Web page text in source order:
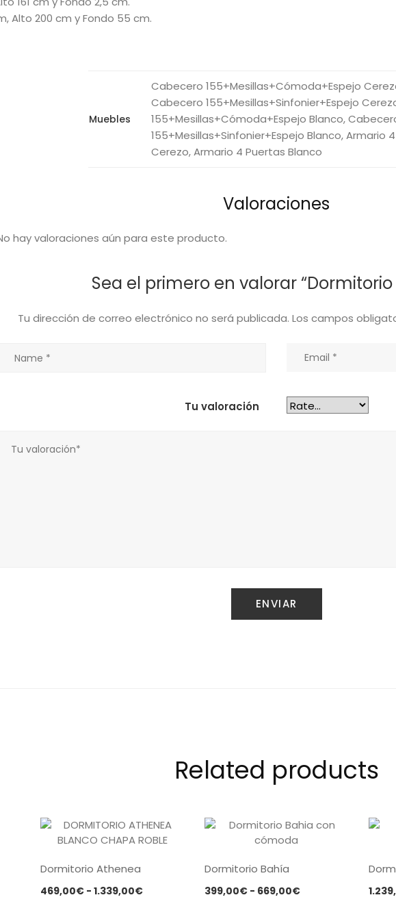
Alto 200 cm y Fondo 55 cm.
Muebles
Cabecero 155+Mesillas+Cómoda+Espejo
Cabecero 155+Mesillas+Sinfonier+Espejo
155+Mesillas+Cómoda+Espejo Blanco,
155+Mesillas+Sinfonier+Espejo Blanco, Armario
Cerezo, Armario 4 Puertas Blanco
Valoraciones
hay valoraciones aún para este producto.
Sea el primero en valorar “Dormitorio
Tu dirección de correo electrónico no será publicada. Los campos
Tu valoración
Related products
Dormitorio Athenea
469,00€ - 1.339,00€Rango
Dormitorio Bahía
399,00€ - 669,00€Rango